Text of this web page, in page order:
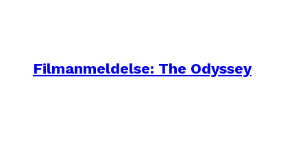
Filmanmeldelse: The Odyssey